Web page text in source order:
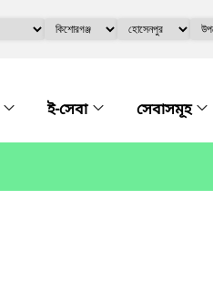
ই-সেবা সেবাসমূহ